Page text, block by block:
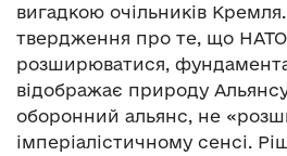
вигадкою очільників
твердження про те, що НАТО
розширюватися,
відображає природу
оборонний альянс, не
імперіалістичному сенсі.